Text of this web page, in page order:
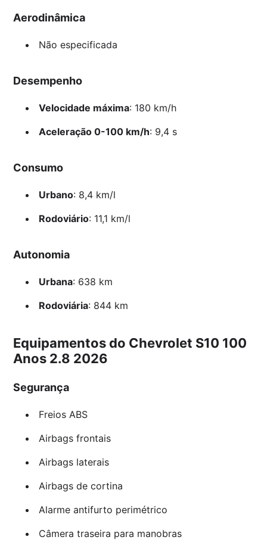
Aerodinâmica
Não especificada
Desempenho
Velocidade máxima: 180 km/h
Aceleração 0-100 km/h: 9,4 s
Consumo
Urbano: 8,4 km/l
Rodoviário: 11,1 km/l
Autonomia
Urbana: 638 km
Rodoviária: 844 km
Equipamentos do Chevrolet S10 100
Anos 2.8 2026
Segurança
Freios ABS
Airbags frontais
Airbags laterais
Airbags de cortina
Alarme antifurto perimétrico
Câmera traseira para manobras